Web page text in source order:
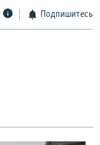
Подпишитесь